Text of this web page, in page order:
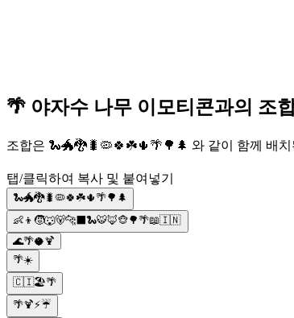
🌴 야자수 나무 이모티콘과의 조
조합은 🐍🐲🐉🐛🦠🍀☘️🌵🌴🌳🌲 와 같이 함께 배
탭/클릭하여 복사 및 붙여넣기
🐍🐲🐉🐛🦠🍀☘️🌵🌴🌳🌲
👶👦🧒🐺🐻🐆⬛🐍🐯🦊🐵🌳🌴📖🇮🇳
🌊🌴🥥🍹
🌴☀️
🇨🇮🏖️🌴
🌴🍹⚡️☔️